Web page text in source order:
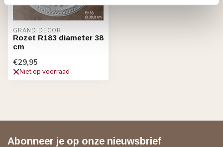
GRAND DECOR
Rozet R183 diameter 38
cm
€29,95
Niet op voorraad
Abonneer je op onze nieuwsbrief